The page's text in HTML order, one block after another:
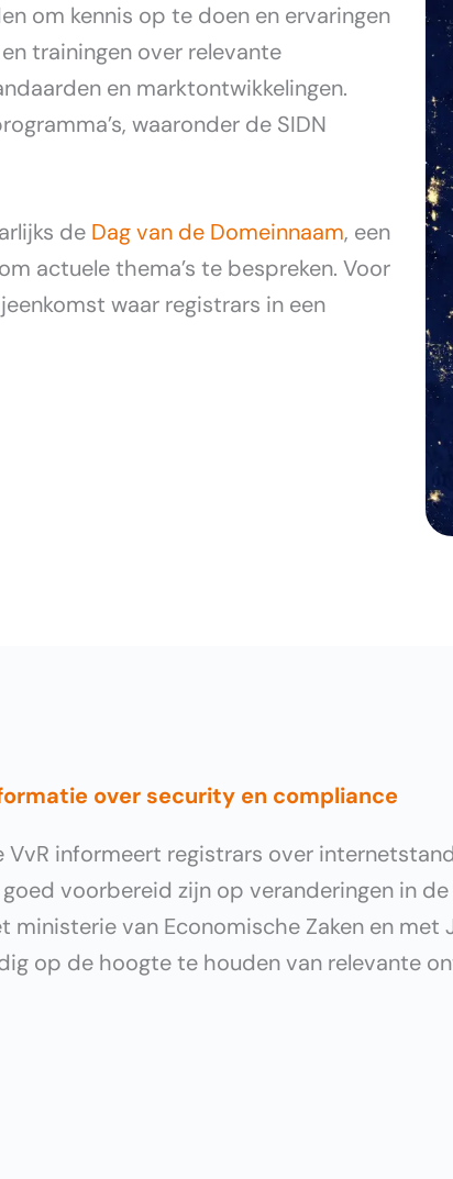
om kennis op te doen en ervaringen
trainingen over relevante
en marktontwikkelingen.
waaronder de SIDN
de Dag van de Domeinnaam, een
actuele thema’s te bespreken. Voor
waar registrars in een
over security en compliance
VvR informeert registrars over
voorbereid zijn op veranderingen in
ministerie van Economische Zaken en
op de hoogte te houden van relevante